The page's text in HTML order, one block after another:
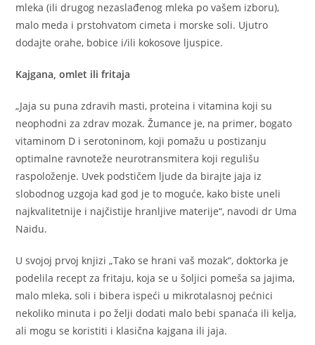
mleka (ili drugog nezaslađenog mleka po vašem izboru),
malo meda i prstohvatom cimeta i morske soli. Ujutro
dodajte orahe, bobice i/ili kokosove ljuspice.
Kajgana, omlet ili fritaja
„Jaja su puna zdravih masti, proteina i vitamina koji su
neophodni za zdrav mozak. Žumance je, na primer, bogato
vitaminom D i serotoninom, koji pomažu u postizanju
optimalne ravnoteže neurotransmitera koji regulišu
raspoloženje. Uvek podstičem ljude da birajte jaja iz
slobodnog uzgoja kad god je to moguće, kako biste uneli
najkvalitetnije i najčistije hranljive materije“, navodi dr Uma
Naidu.
U svojoj prvoj knjizi „Tako se hrani vaš mozak“, doktorka je
podelila recept za fritaju, koja se u šoljici pomeša sa jajima,
malo mleka, soli i bibera ispeći u mikrotalasnoj pećnici
nekoliko minuta i po želji dodati malo bebi spanaća ili kelja,
ali mogu se koristiti i klasična kajgana ili jaja.